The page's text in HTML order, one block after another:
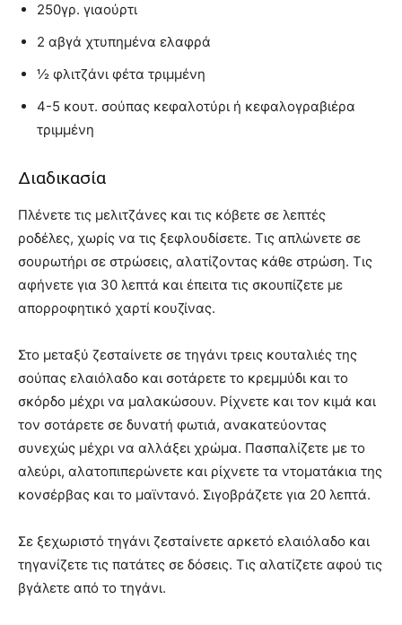
250γρ. γιαούρτι
2 αβγά χτυπημένα ελαφρά
½ φλιτζάνι φέτα τριμμένη
4-5 κουτ. σούπας κεφαλοτύρι ή κεφαλογραβιέρα
τριμμένη
Διαδικασία
Πλένετε τις μελιτζάνες και τις κόβετε σε λεπτές
ροδέλες, χωρίς να τις ξεφλουδίσετε. Τις απλώνετε σε
σουρωτήρι σε στρώσεις, αλατίζοντας κάθε στρώση. Τις
αφήνετε για 30 λεπτά και έπειτα τις σκουπίζετε με
απορροφητικό χαρτί κουζίνας.
Στο μεταξύ ζεσταίνετε σε τηγάνι τρεις κουταλιές της
σούπας ελαιόλαδο και σοτάρετε το κρεμμύδι και το
σκόρδο μέχρι να μαλακώσουν. Ρίχνετε και τον κιμά και
τον σοτάρετε σε δυνατή φωτιά, ανακατεύοντας
συνεχώς μέχρι να αλλάξει χρώμα. Πασπαλίζετε με το
αλεύρι, αλατοπιπερώνετε και ρίχνετε τα ντοματάκια της
κονσέρβας και το μαϊντανό. Σιγοβράζετε για 20 λεπτά.
Σε ξεχωριστό τηγάνι ζεσταίνετε αρκετό ελαιόλαδο και
τηγανίζετε τις πατάτες σε δόσεις. Τις αλατίζετε αφού τις
βγάλετε από το τηγάνι.